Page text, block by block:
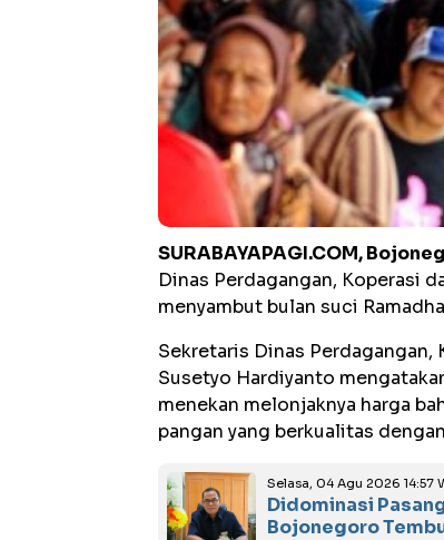
SURABAYAPAGI.COM,
Dinas Perdagangan, Koperasi
menyambut bulan suci
Sekretaris Dinas
Susetyo Hardiyanto
menekan melonjaknya harga
pangan yang berkualitas
Selasa, 04 Agu 2026 14:57
Didominasi
Bojonegoro